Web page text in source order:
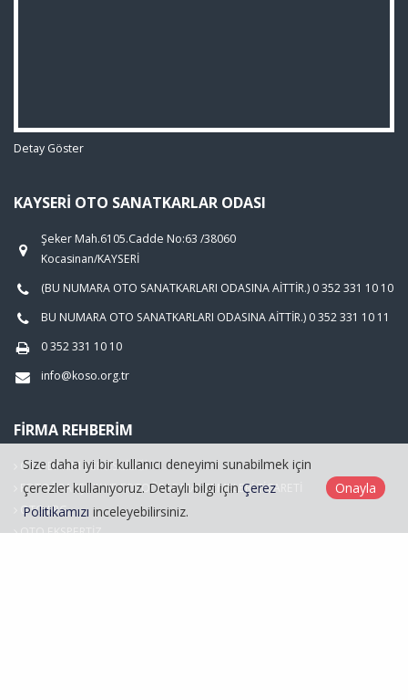
Detay Göster
KAYSERI OTO SANATKARLAR ODASI
Şeker Mah.6105.Cadde No:63 /38060
Kocasinan/KAYSERİ
(BU NUMARA OTO SANATKARLARI ODASINA AİTTİR.) 0 352 331 10 10
BU NUMARA OTO SANATKARLARI ODASINA AİTTİR.) 0 352 331 10 11
0 352 331 10 10
info@koso.org.tr
FIRMA REHBERIM
OTO BAKIM SERVİSCİLİĞİ
FOTOĞRAFÇILIK VE FOTOĞRAF MALZEMELERİ TİCARETİ
OTO LPG
OTO EKSPERTİZ
Size daha iyi bir kullanıcı deneyimi sunabilmek için
çerezler kullanıyoruz. Detaylı bilgi için Çerez
Politikamızı inceleyebilirsiniz.
Onayla